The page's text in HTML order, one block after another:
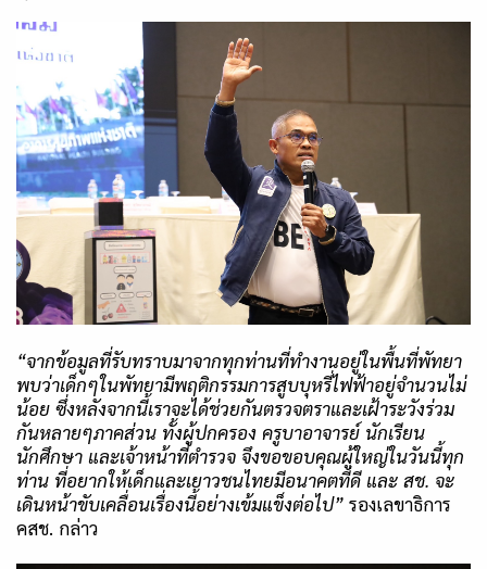
“จากข้อมูลที่รับทราบมาจากทุกท่านที่ทำงานอยู่ในพื้นที่พัทยา
พบว่าเด็กๆในพัทยามีพฤติกรรมการสูบบุหรี่ไฟฟ้าอยู่จำนวนไม่
น้อย ซึ่งหลังจากนี้เราจะได้ช่วยกันตรวจตราและเฝ้าระวังร่วม
กันหลายๆภาคส่วน ทั้งผู้ปกครอง ครูบาอาจารย์ นักเรียน
นักศึกษา และเจ้าหน้าที่ตำรวจ จึงขอขอบคุณผู้ใหญ่ในวันนี้ทุก
ท่าน ที่อยากให้เด็กและเยาวชนไทยมีอนาคตที่ดี และ สช. จะ
เดินหน้าขับเคลื่อนเรื่องนี้อย่างเข้มแข็งต่อไป” รองเลขาธิการ
คสช. กล่าว